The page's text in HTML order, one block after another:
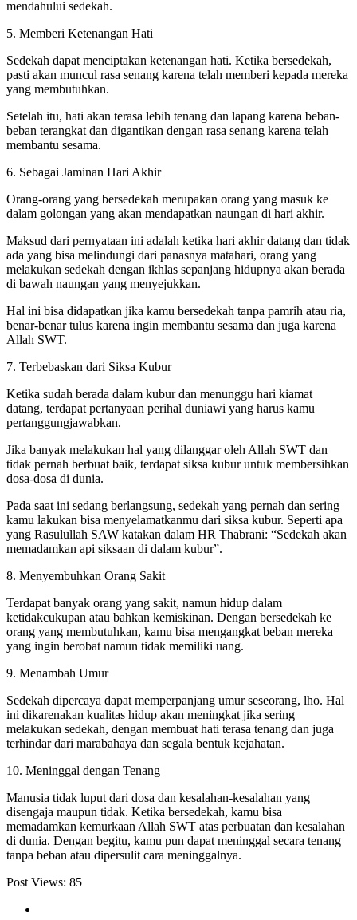
mendahului sedekah.
5. Memberi Ketenangan Hati
Sedekah dapat menciptakan ketenangan hati. Ketika bersedekah,
pasti akan muncul rasa senang karena telah memberi kepada mereka
yang membutuhkan.
Setelah itu, hati akan terasa lebih tenang dan lapang karena beban-
beban terangkat dan digantikan dengan rasa senang karena telah
membantu sesama.
6. Sebagai Jaminan Hari Akhir
Orang-orang yang bersedekah merupakan orang yang masuk ke
dalam golongan yang akan mendapatkan naungan di hari akhir.
Maksud dari pernyataan ini adalah ketika hari akhir datang dan tidak
ada yang bisa melindungi dari panasnya matahari, orang yang
melakukan sedekah dengan ikhlas sepanjang hidupnya akan berada
di bawah naungan yang menyejukkan.
Hal ini bisa didapatkan jika kamu bersedekah tanpa pamrih atau ria,
benar-benar tulus karena ingin membantu sesama dan juga karena
Allah SWT.
7. Terbebaskan dari Siksa Kubur
Ketika sudah berada dalam kubur dan menunggu hari kiamat
datang, terdapat pertanyaan perihal duniawi yang harus kamu
pertanggungjawabkan.
Jika banyak melakukan hal yang dilanggar oleh Allah SWT dan
tidak pernah berbuat baik, terdapat siksa kubur untuk membersihkan
dosa-dosa di dunia.
Pada saat ini sedang berlangsung, sedekah yang pernah dan sering
kamu lakukan bisa menyelamatkanmu dari siksa kubur. Seperti apa
yang Rasulullah SAW katakan dalam HR Thabrani: “Sedekah akan
memadamkan api siksaan di dalam kubur”.
8. Menyembuhkan Orang Sakit
Terdapat banyak orang yang sakit, namun hidup dalam
ketidakcukupan atau bahkan kemiskinan. Dengan bersedekah ke
orang yang membutuhkan, kamu bisa mengangkat beban mereka
yang ingin berobat namun tidak memiliki uang.
9. Menambah Umur
Sedekah dipercaya dapat memperpanjang umur seseorang, lho. Hal
ini dikarenakan kualitas hidup akan meningkat jika sering
melakukan sedekah, dengan membuat hati terasa tenang dan juga
terhindar dari marabahaya dan segala bentuk kejahatan.
10. Meninggal dengan Tenang
Manusia tidak luput dari dosa dan kesalahan-kesalahan yang
disengaja maupun tidak. Ketika bersedekah, kamu bisa
memadamkan kemurkaan Allah SWT atas perbuatan dan kesalahan
di dunia. Dengan begitu, kamu pun dapat meninggal secara tenang
tanpa beban atau dipersulit cara meninggalnya.
Post Views: 85